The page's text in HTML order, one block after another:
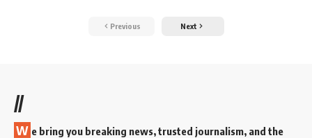
Previous Next
//
W e bring you breaking news, trusted journalism, and the